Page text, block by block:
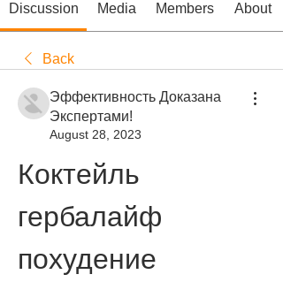
Discussion Media Members About
Back
Эффективность Доказана
Экспертами!
August 28, 2023
Коктейль
гербалайф
похудение